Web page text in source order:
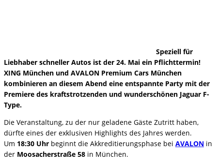
Speziell für
Liebhaber schneller Autos ist der 24. Mai ein Pflichttermin!
XING München und AVALON Premium Cars München
kombinieren an diesem Abend eine entspannte Party mit der
Premiere des kraftstrotzenden und wunderschönen Jaguar F-
Type.
Die Veranstaltung, zu der nur geladene Gäste Zutritt haben,
dürfte eines der exklusiven Highlights des Jahres werden.
Um 18:30 Uhr beginnt die Akkreditierungsphase bei AVALON in
der Moosacherstraße 58 in München.